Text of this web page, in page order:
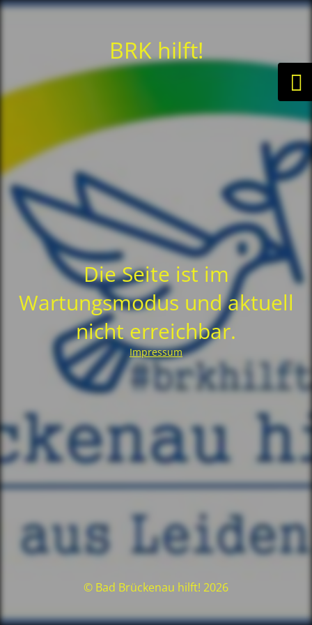
BRK hilft!
Die Seite ist im
Wartungsmodus und aktuell
nicht erreichbar.
Impressum
© Bad Brückenau hilft! 2026